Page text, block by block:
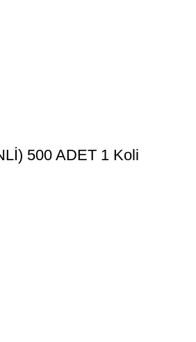
500 ADET 1 Koli